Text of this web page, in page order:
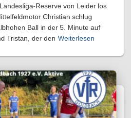
Reserve von Leider los
Christian schlug
Ball in der 5. Minute auf
Tristan, der den Weiterlesen